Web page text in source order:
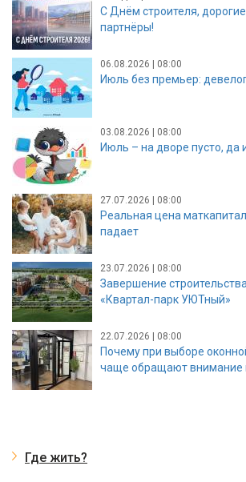
С Днём строителя,
партнёры!
06.08.2026 | 08:00
Июль без премьер:
03.08.2026 | 08:00
Июль – на дворе пусто, да
27.07.2026 | 08:00
Реальная цена
падает
23.07.2026 | 08:00
Завершение
«Квартал-парк УЮТный»
22.07.2026 | 08:00
Почему при выборе
чаще обращают внимание
Где жить?